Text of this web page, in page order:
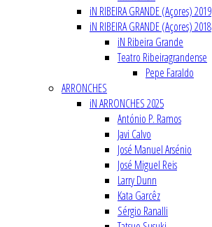
iN RIBEIRA GRANDE (Açores) 2019
iN RIBEIRA GRANDE (Açores) 2018
iN Ribeira Grande
Teatro Ribeiragrandense
Pepe Faraldo
ARRONCHES
iN ARRONCHES 2025
António P. Ramos
Javi Calvo
José Manuel Arsénio
José Miguel Reis
Larry Dunn
Kata Garcêz
Sérgio Ranalli